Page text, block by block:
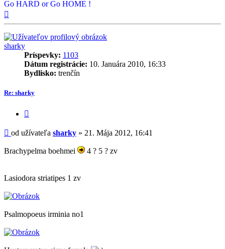
Go HARD or Go HOME !
sharky
Príspevky: 1103
Dátum registrácie: 10. Januára 2010, 16:33
Bydlisko: trenčín
Re: sharky
Príspevok
od užívateľa sharky » 21. Mája 2012, 16:41
Brachypelma boehmei 4 ? 5 ? zv
Lasiodora striatipes 1 zv
Psalmopoeus irminia no1